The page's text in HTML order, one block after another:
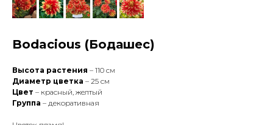
Bodacious (Бодашес)
Высота растения – 110 см
Диаметр цветка – 25 см
Цвет – красный, желтый
Группа – декоративная